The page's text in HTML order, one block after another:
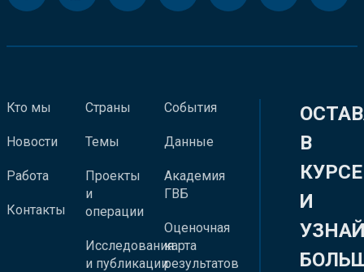
Кто мы
Новости
Работа
Контакты
Страны
Темы
Проекты
и
операции
Исследования
и публикации
События
Данные
Академия
ГВБ
Оценочная
карта
результатов
В
КУРСЕ
И